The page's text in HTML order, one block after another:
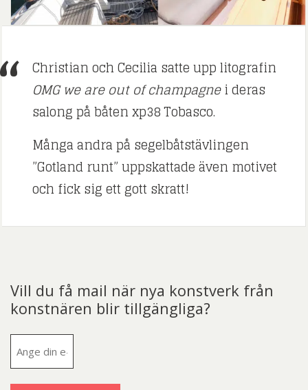
Christian och Cecilia satte upp litografin
OMG we are out of champagnei deras
salong på båten xp38 Tobasco.
Många andra på segelbåtstävlingen
”Gotland runt” uppskattade även motivet
och fick sig ett gott skratt!
Vill du få mail när nya konstverk från
konstnären blir tillgängliga?